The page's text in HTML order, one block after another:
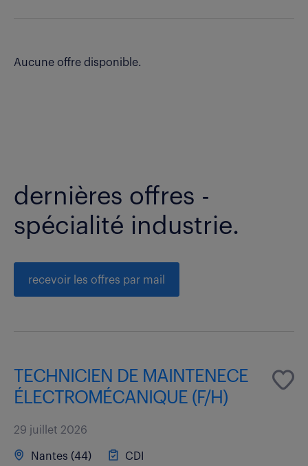
Aucune offre disponible.
dernières offres -
spécialité industrie.
recevoir les offres par mail
TECHNICIEN DE MAINTENECE
ÉLECTROMÉCANIQUE (F/H)
29 juillet 2026
Nantes (44)
CDI